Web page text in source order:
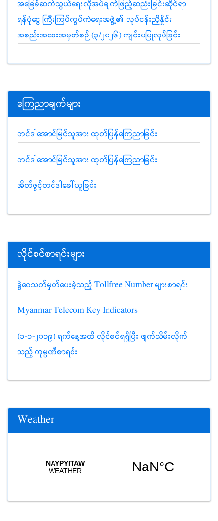
အခြေခံဆက်သွယ်ရေးလိုအပ်ချက်ဖြည့်ဆည်းခြင်းဆိုင်ရာ
ရန်ပုံငွေ ကြီးကြပ်ကွပ်ကဲရေးအဖွဲ့၏ လုပ်ငန်းညှိနှိုင်း
အစည်းအဝေးအမှတ်စဉ် (၃/၂၀၂၆) ကျင်းပပြုလုပ်ခြင်း
ကြေညာချက်များ
တင်ဒါအောင်မြင်သူအား ထုတ်ပြန်ကြေညာခြင်း
တင်ဒါအောင်မြင်သူအား ထုတ်ပြန်ကြေညာခြင်း
အိတ်ဖွင့်တင်ဒါခေါ်ယူခြင်း
လိုင်စင်စာရင်းများ
ခွဲဝေသတ်မှတ်ပေးခဲ့သည့် Tollfree Number များစာရင်း
Myanmar Telecom Key Indicators
(၁-၁-၂၀၁၉) ရက်နေ့အထိ လိုင်စင်ရရှိပြီး ဖျက်သိမ်းလိုက်
သည့် ကုမ္ပဏီစာရင်း
Weather